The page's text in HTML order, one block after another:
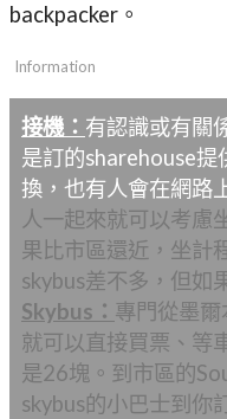
backpacker。
Information
接機： 有認識或有關
是訂的sharehouse
換，也有人會在網路
人一起來就可以考慮
果比市區還近，坐計
skybus差不多，但如
Skybus： 專門從墨
就可以直接買票、等
是26塊。到市區的
skybus的小巴士到你